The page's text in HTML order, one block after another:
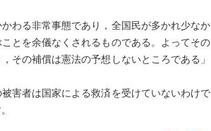
わる非常事態であり，全国民が多かれ少なか
とを余儀なくされるものである。よってその
その補償は憲法の予想しないところである」
害者は国家による救済を受けていないわけで